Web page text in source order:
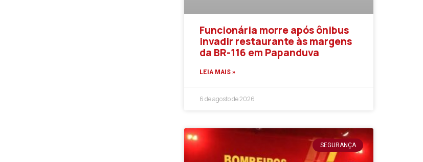
Funcionária morre após ônibus
invadir restaurante às margens
da BR-116 em Papanduva
LEIA MAIS »
6 de agosto de 2026
SEGURANÇA